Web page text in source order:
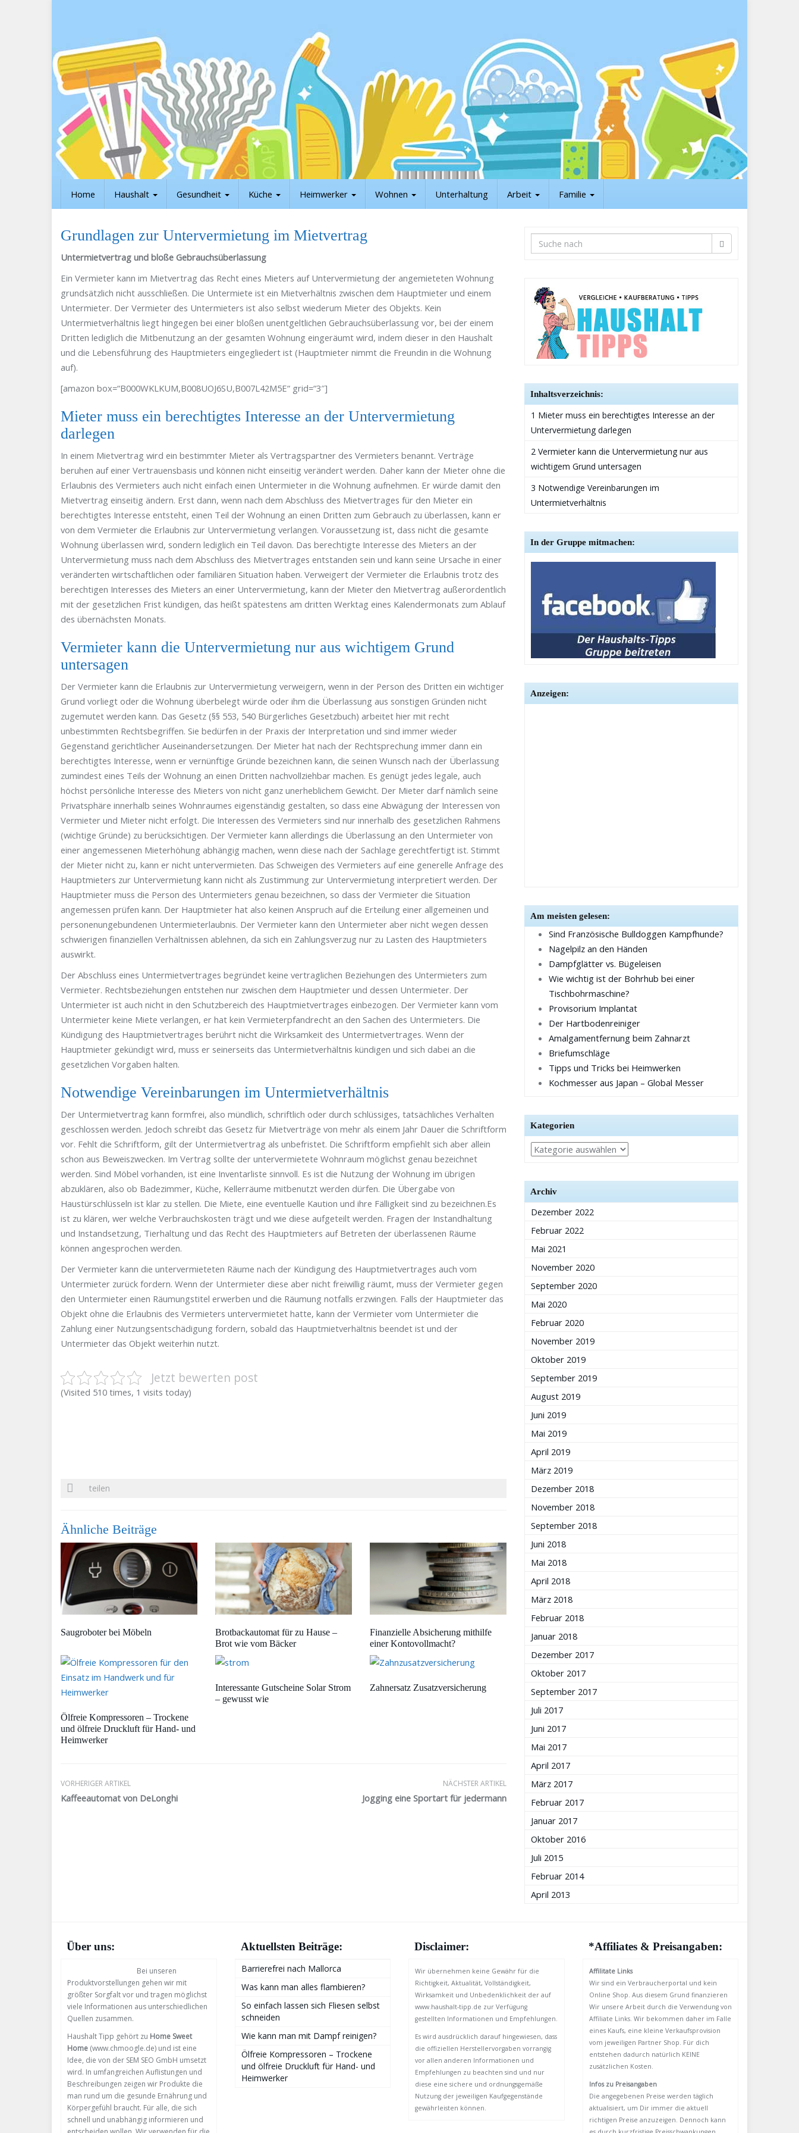
Home Haushalt Gesundheit Küche Heimwerker Wohnen Unterhaltung Arbeit Familie
Grundlagen zur Untervermietung im Mietvertrag
Untermietvertrag und bloße Gebrauchsüberlassung
Ein Vermieter kann im Mietvertrag das Recht eines Mieters auf Untervermietung der angemieteten Wohnung
grundsätzlich nicht ausschließen. Die Untermiete ist ein Mietverhältnis zwischen dem Hauptmieter und einem
Untermieter. Der Vermieter des Untermieters ist also selbst wiederum Mieter des Objekts. Kein
Untermietverhältnis liegt hingegen bei einer bloßen unentgeltlichen Gebrauchsüberlassung vor, bei der einem
Dritten lediglich die Mitbenutzung an der gesamten Wohnung eingeräumt wird, indem dieser in den Haushalt
und die Lebensführung des Hauptmieters eingegliedert ist (Hauptmieter nimmt die Freundin in die Wohnung
auf).
[amazon box=“B000WKLKUM,B008UOJ6SU,B007L42M5E“ grid=“3″]
Mieter muss ein berechtigtes Interesse an der Untervermietung
darlegen
In einem Mietvertrag wird ein bestimmter Mieter als Vertragspartner des Vermieters benannt. Verträge
beruhen auf einer Vertrauensbasis und können nicht einseitig verändert werden. Daher kann der Mieter ohne die
Erlaubnis des Vermieters auch nicht einfach einen Untermieter in die Wohnung aufnehmen. Er würde damit den
Mietvertrag einseitig ändern. Erst dann, wenn nach dem Abschluss des Mietvertrages für den Mieter ein
berechtigtes Interesse entsteht, einen Teil der Wohnung an einen Dritten zum Gebrauch zu überlassen, kann er
von dem Vermieter die Erlaubnis zur Untervermietung verlangen. Voraussetzung ist, dass nicht die gesamte
Wohnung überlassen wird, sondern lediglich ein Teil davon. Das berechtigte Interesse des Mieters an der
Untervermietung muss nach dem Abschluss des Mietvertrages entstanden sein und kann seine Ursache in einer
veränderten wirtschaftlichen oder familiären Situation haben. Verweigert der Vermieter die Erlaubnis trotz des
berechtigen Interesses des Mieters an einer Untervermietung, kann der Mieter den Mietvertrag außerordentlich
mit der gesetzlichen Frist kündigen, das heißt spätestens am dritten Werktag eines Kalendermonats zum Ablauf
des übernächsten Monats.
Vermieter kann die Untervermietung nur aus wichtigem Grund
untersagen
Der Vermieter kann die Erlaubnis zur Untervermietung verweigern, wenn in der Person des Dritten ein wichtiger
Grund vorliegt oder die Wohnung überbelegt würde oder ihm die Überlassung aus sonstigen Gründen nicht
zugemutet werden kann. Das Gesetz (§§ 553, 540 Bürgerliches Gesetzbuch) arbeitet hier mit recht
unbestimmten Rechtsbegriffen. Sie bedürfen in der Praxis der Interpretation und sind immer wieder
Gegenstand gerichtlicher Auseinandersetzungen. Der Mieter hat nach der Rechtsprechung immer dann ein
berechtigtes Interesse, wenn er vernünftige Gründe bezeichnen kann, die seinen Wunsch nach der Überlassung
zumindest eines Teils der Wohnung an einen Dritten nachvollziehbar machen. Es genügt jedes legale, auch
höchst persönliche Interesse des Mieters von nicht ganz unerheblichem Gewicht. Der Mieter darf nämlich seine
Privatsphäre innerhalb seines Wohnraumes eigenständig gestalten, so dass eine Abwägung der Interessen von
Vermieter und Mieter nicht erfolgt. Die Interessen des Vermieters sind nur innerhalb des gesetzlichen Rahmens
(wichtige Gründe) zu berücksichtigen. Der Vermieter kann allerdings die Überlassung an den Untermieter von
einer angemessenen Mieterhöhung abhängig machen, wenn diese nach der Sachlage gerechtfertigt ist. Stimmt
der Mieter nicht zu, kann er nicht untervermieten. Das Schweigen des Vermieters auf eine generelle Anfrage des
Hauptmieters zur Untervermietung kann nicht als Zustimmung zur Untervermietung interpretiert werden. Der
Hauptmieter muss die Person des Untermieters genau bezeichnen, so dass der Vermieter die Situation
angemessen prüfen kann. Der Hauptmieter hat also keinen Anspruch auf die Erteilung einer allgemeinen und
personenungebundenen Untermieterlaubnis. Der Vermieter kann den Untermieter aber nicht wegen dessen
schwierigen finanziellen Verhältnissen ablehnen, da sich ein Zahlungsverzug nur zu Lasten des Hauptmieters
auswirkt.
Der Abschluss eines Untermietvertrages begründet keine vertraglichen Beziehungen des Untermieters zum
Vermieter. Rechtsbeziehungen entstehen nur zwischen dem Hauptmieter und dessen Untermieter. Der
Untermieter ist auch nicht in den Schutzbereich des Hauptmietvertrages einbezogen. Der Vermieter kann vom
Untermieter keine Miete verlangen, er hat kein Vermieterpfandrecht an den Sachen des Untermieters. Die
Kündigung des Hauptmietvertrages berührt nicht die Wirksamkeit des Untermietvertrages. Wenn der
Hauptmieter gekündigt wird, muss er seinerseits das Untermietverhältnis kündigen und sich dabei an die
gesetzlichen Vorgaben halten.
Notwendige Vereinbarungen im Untermietverhältnis
Der Untermietvertrag kann formfrei, also mündlich, schriftlich oder durch schlüssiges, tatsächliches Verhalten
geschlossen werden. Jedoch schreibt das Gesetz für Mietverträge von mehr als einem Jahr Dauer die Schriftform
vor. Fehlt die Schriftform, gilt der Untermietvertrag als unbefristet. Die Schriftform empfiehlt sich aber allein
schon aus Beweiszwecken. Im Vertrag sollte der untervermietete Wohnraum möglichst genau bezeichnet
werden. Sind Möbel vorhanden, ist eine Inventarliste sinnvoll. Es ist die Nutzung der Wohnung im übrigen
abzuklären, also ob Badezimmer, Küche, Kellerräume mitbenutzt werden dürfen. Die Übergabe von
Haustürschlüsseln ist klar zu stellen. Die Miete, eine eventuelle Kaution und ihre Fälligkeit sind zu bezeichnen.Es
ist zu klären, wer welche Verbrauchskosten trägt und wie diese aufgeteilt werden. Fragen der Instandhaltung
und Instandsetzung, Tierhaltung und das Recht des Hauptmieters auf Betreten der überlassenen Räume
können angesprochen werden.
Der Vermieter kann die untervermieteten Räume nach der Kündigung des Hauptmietvertrages auch vom
Untermieter zurück fordern. Wenn der Untermieter diese aber nicht freiwillig räumt, muss der Vermieter gegen
den Untermieter einen Räumungstitel erwerben und die Räumung notfalls erzwingen. Falls der Hauptmieter das
Objekt ohne die Erlaubnis des Vermieters untervermietet hatte, kann der Vermieter vom Untermieter die
Zahlung einer Nutzungsentschädigung fordern, sobald das Hauptmietverhältnis beendet ist und der
Untermieter das Objekt weiterhin nutzt.
Jetzt bewerten post
(Visited 510 times, 1 visits today)
teilen
Ähnliche Beiträge
Saugroboter bei Möbeln
Brotbackautomat für zu Hause –
Brot wie vom Bäcker
Finanzielle Absicherung mithilfe
einer Kontovollmacht?
Ölfreie Kompressoren – Trockene
und ölfreie Druckluft für Hand- und
Heimwerker
Interessante Gutscheine Solar Strom
– gewusst wie
Zahnersatz Zusatzversicherung
VORHERIGER ARTIKEL
Kaffeeautomat von DeLonghi
NÄCHSTER ARTIKEL
Jogging eine Sportart für jedermann
Inhaltsverzeichnis:
1 Mieter muss ein berechtigtes Interesse an der
Untervermietung darlegen
2 Vermieter kann die Untervermietung nur aus
wichtigem Grund untersagen
3 Notwendige Vereinbarungen im
Untermietverhältnis
In der Gruppe mitmachen:
Anzeigen:
Am meisten gelesen:
Sind Französische Bulldoggen Kampfhunde?
Nagelpilz an den Händen
Dampfglätter vs. Bügeleisen
Wie wichtig ist der Bohrhub bei einer
Tischbohrmaschine?
Provisorium Implantat
Der Hartbodenreiniger
Amalgamentfernung beim Zahnarzt
Briefumschläge
Tipps und Tricks bei Heimwerken
Kochmesser aus Japan – Global Messer
Kategorien
Kategorien
Archiv
Dezember 2022
Februar 2022
Mai 2021
November 2020
September 2020
Mai 2020
Februar 2020
November 2019
Oktober 2019
September 2019
August 2019
Juni 2019
Mai 2019
April 2019
März 2019
Dezember 2018
November 2018
September 2018
Juni 2018
Mai 2018
April 2018
März 2018
Februar 2018
Januar 2018
Dezember 2017
Oktober 2017
September 2017
Juli 2017
Juni 2017
Mai 2017
April 2017
März 2017
Februar 2017
Januar 2017
Oktober 2016
Juli 2015
Februar 2014
April 2013
Über uns:
Bei unseren
Produktvorstellungen gehen wir mit
größter Sorgfalt vor und tragen möglichst
viele Informationen aus unterschiedlichen
Quellen zusammen.
Haushalt Tipp gehört zu Home Sweet
Home (www.chmoogle.de) und ist eine
Idee, die von der SEM SEO GmbH umsetzt
wird. In umfangreichen Auflistungen und
Beschreibungen zeigen wir Produkte die
man rund um die gesunde Ernährung und
Körpergefühl braucht. Für alle, die sich
schnell und unabhängig informieren und
Aktuellsten Beiträge:
Barrierefrei nach Mallorca
Was kann man alles flambieren?
So einfach lassen sich Fliesen selbst
schneiden
Wie kann man mit Dampf reinigen?
Ölfreie Kompressoren – Trockene
und ölfreie Druckluft für Hand- und
Heimwerker
Disclaimer:
Wir übernehmen keine Gewähr für die
Richtigkeit, Aktualität, Vollständigkeit,
Wirksamkeit und Unbedenklichkeit der auf
www.haushalt-tipp.de zur Verfügung
gestellten Informationen und Empfehlungen.
Es wird ausdrücklich darauf hingewiesen, dass
die offiziellen Herstellervorgaben vorrangig
vor allen anderen Informationen und
Empfehlungen zu beachten sind und nur
diese eine sichere und ordnungsgemäße
Nutzung der jeweiligen Kaufgegenstände
gewährleisten können.
*Affiliates & Preisangaben:
Affilitate Links
Wir sind ein Verbraucherportal und kein
Online Shop. Aus diesem Grund finanzieren
Wir unsere Arbeit durch die Verwendung von
Affiliate Links. Wir bekommen daher im Falle
eines Kaufs, eine kleine Verkaufsprovision
vom jeweiligen Partner Shop. Für dich
entstehen dadurch natürlich KEINE
zusätzlichen Kosten.
Infos zu Preisangaben
Die angegebenen Preise werden täglich
aktualisiert, um Dir immer die aktuell
richtigen Preise anzuzeigen. Dennoch kann